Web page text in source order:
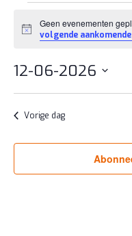
IN
12
JUNI
2026
Bericht
Geen evenementen
volgende
12-06-2026
Selecteer
eenVorige dag